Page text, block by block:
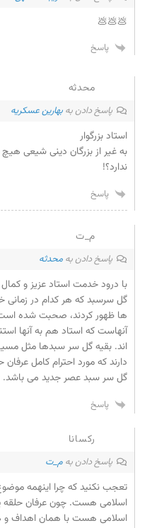
💩💩💩
پاسخ
محدثه
پاسخ دادن به بهارین عسکریه
استاد بزرگوار
به غیر از بزرگان دینی شیعی
ندارد؟!
پاسخ
م_ت
پاسخ دادن به محدثه
گل سرسبد که هر کدام در زمانی
ها ظهور کردند، صحبت شده است.
آنهاست که استاد هم به آنها
اند. بقیه گل سر سبدها مثل
دارند که مورد احترام کامل
گل سر سبد عصر جدید می باشد.
پاسخ
رکسانا
پاسخ دادن به م_ت
تعجب نکنید که چرا اینهمه
اسلامی هست. چون عرفان حلقه
اسلامی هست با همان اهداف